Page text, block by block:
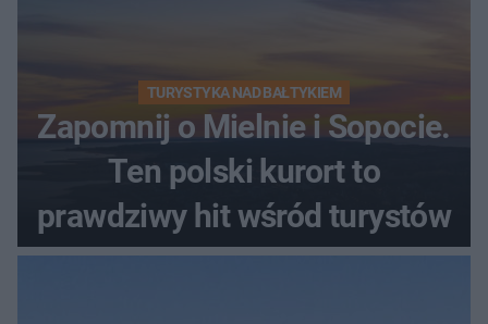
TURYSTYKA NAD BAŁTYKIEM
Zapomnij o Mielnie i Sopocie.
Ten polski kurort to
prawdziwy hit wśród turystów